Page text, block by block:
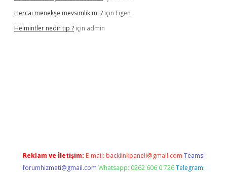
Hercai menekşe mevsimlik mi ? için Figen
Helmintler nedir tıp ? için admin
Reklam ve İletişim: E-mail: backlinkpaneli@gmail.com Teams:
forumhizmeti@gmail.com Whatsapp: 0262 606 0 726 Telegram: